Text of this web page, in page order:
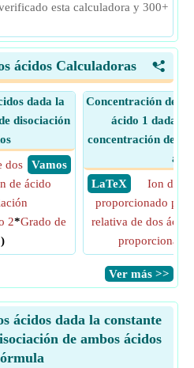
esta calculadora y 300+
<
ácidos Calculadoras
dada la
disociación
​ Vamos
dos
de ácido
2*Grado de
)
Concentración de
ácido 1 dada
concentración de
​ LaTeX
Ion de
proporcionado por
relativa de dos
​Ver más >>
ácidos dada la constante
de ambos ácidos